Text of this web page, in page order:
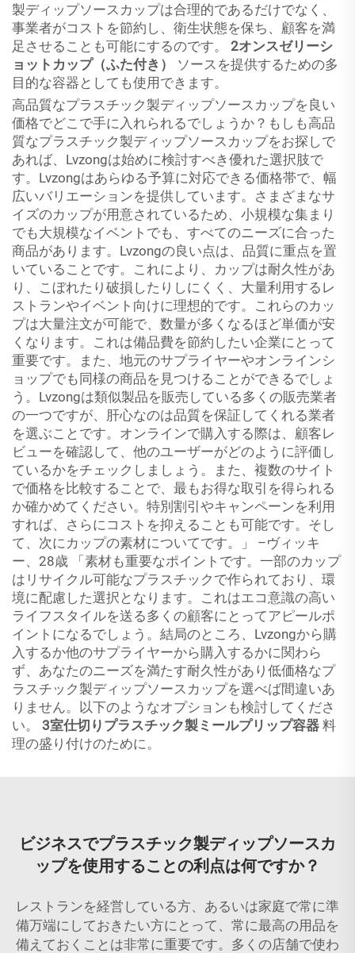
製ディップソースカップは合理的であるだけでなく、
事業者がコストを節約し、衛生状態を保ち、顧客を満
足させることも可能にするのです。 2オンスゼリーシ
ョットカップ（ふた付き） ソースを提供するための多
目的な容器としても使用できます。
高品質なプラスチック製ディップソースカップを良い
価格でどこで手に入れられるでしょうか？もしも高品
質なプラスチック製ディップソースカップをお探しで
あれば、Lvzongは始めに検討すべき優れた選択肢で
す。Lvzongはあらゆる予算に対応できる価格帯で、幅
広いバリエーションを提供しています。さまざまなサ
イズのカップが用意されているため、小規模な集まり
でも大規模なイベントでも、すべてのニーズに合った
商品があります。Lvzongの良い点は、品質に重点を置
いていることです。これにより、カップは耐久性があ
り、こぼれたり破損したりしにくく、大量利用するレ
ストランやイベント向けに理想的です。これらのカッ
プは大量注文が可能で、数量が多くなるほど単価が安
くなります。これは備品費を節約したい企業にとって
重要です。また、地元のサプライヤーやオンラインシ
ョップでも同様の商品を見つけることができるでしょ
う。Lvzongは類似製品を販売している多くの販売業者
の一つですが、肝心なのは品質を保証してくれる業者
を選ぶことです。オンラインで購入する際は、顧客レ
ビューを確認して、他のユーザーがどのように評価し
ているかをチェックしましょう。また、複数のサイト
で価格を比較することで、最もお得な取引を得られる
か確かめてください。特別割引やキャンペーンを利用
すれば、さらにコストを抑えることも可能です。そし
て、次にカップの素材についてです。」 –ヴィッキ
ー、28歳 「素材も重要なポイントです。一部のカップ
はリサイクル可能なプラスチックで作られており、環
境に配慮した選択となります。これはエコ意識の高い
ライフスタイルを送る多くの顧客にとってアピールポ
イントになるでしょう。結局のところ、Lvzongから購
入するか他のサプライヤーから購入するかに関わら
ず、あなたのニーズを満たす耐久性があり低価格なプ
ラスチック製ディップソースカップを選べば間違いあ
りません。以下のようなオプションも検討してくださ
い。 3室仕切りプラスチック製ミールプリップ容器 料
理の盛り付けのために。
ビジネスでプラスチック製ディップソースカ
ップを使用することの利点は何ですか？
レストランを経営している方、あるいは家庭で常に準
備万端にしておきたい方にとって、常に最高の用品を
備えておくことは非常に重要です。多くの店舗で使わ